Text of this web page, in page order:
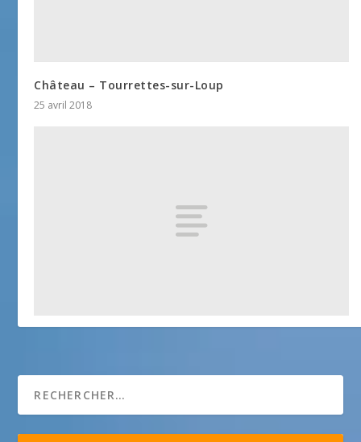
Château – Tourrettes-sur-Loup
25 avril 2018